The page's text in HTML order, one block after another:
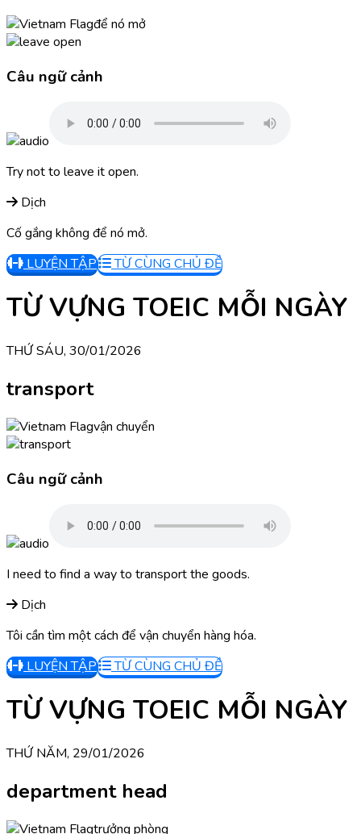
để nó mở
Câu ngữ cảnh
Try not to leave it open.
Dịch
Cố gắng không để nó mở.
LUYỆN TẬP
TỪ CÙNG CHỦ ĐỀ
TỪ VỰNG TOEIC MỖI NGÀY
THỨ SÁU, 30/01/2026
transport
vận chuyển
Câu ngữ cảnh
I need to find a way to transport the goods.
Dịch
Tôi cần tìm một cách để vận chuyển hàng hóa.
LUYỆN TẬP
TỪ CÙNG CHỦ ĐỀ
TỪ VỰNG TOEIC MỖI NGÀY
THỨ NĂM, 29/01/2026
department head
trưởng phòng